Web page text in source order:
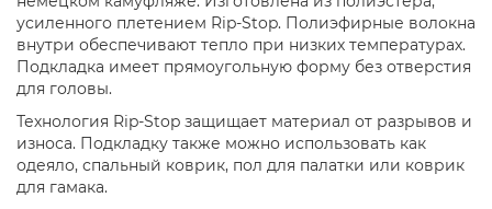
усиленного плетением Rip-Stop. Полиэфирные волокна
внутри обеспечивают тепло при низких температурах.
Подкладка имеет прямоугольную форму без отверстия
для головы.
Технология Rip-Stop защищает материал от разрывов и
износа. Подкладку также можно использовать как
одеяло, спальный коврик, пол для палатки или коврик
для гамака.